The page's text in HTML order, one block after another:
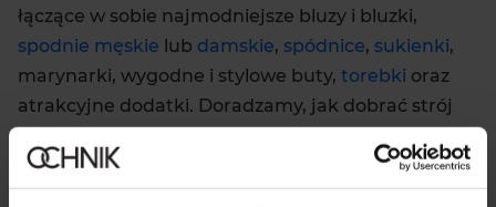
łączące w sobie najmodniejsze bluzy i bluzki,
spodnie męskie lub damskie, spódnice, sukienki,
marynarki, wygodne i stylowe buty, torebki oraz
atrakcyjne dodatki. Doradzamy, jak dobrać strój
poszczególnych surowców i tkanin oraz sposoby
ich pielęgnacji. Potrzebujesz inspiracji lub porady?